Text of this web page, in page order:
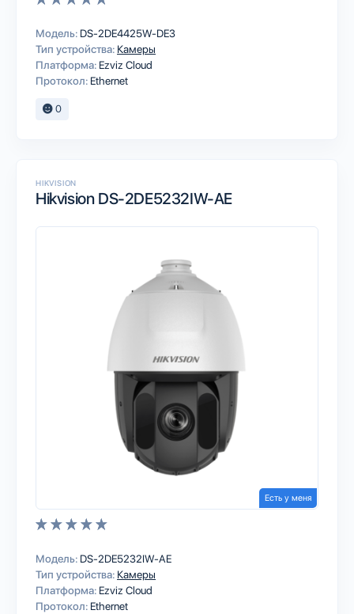
Модель: DS-2DE4425W-DE3
Тип устройства: Камеры
Платформа: Ezviz Cloud
Протокол: Ethernet
0
HIKVISION
Hikvision DS-2DE5232IW-AE
Есть у меня
Модель: DS-2DE5232IW-AE
Тип устройства: Камеры
Платформа: Ezviz Cloud
Протокол: Ethernet